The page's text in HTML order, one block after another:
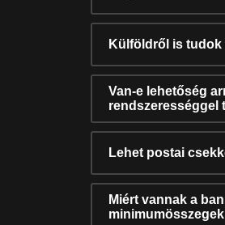
Külföldről is tudok
Van-e lehetőség
rendszerességgel
Lehet postai
Miért vannak a